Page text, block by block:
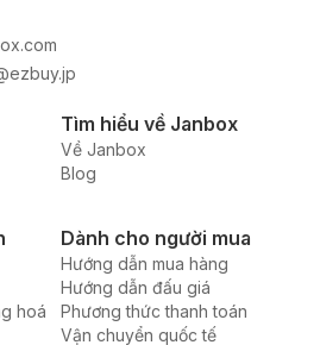
Tìm hiểu về Janbox
Về Janbox
Blog
hoá
Dành cho người mua
Hướng dẫn mua hàng
Hướng dẫn đấu giá
Phương thức thanh toán
Vận chuyển quốc tế